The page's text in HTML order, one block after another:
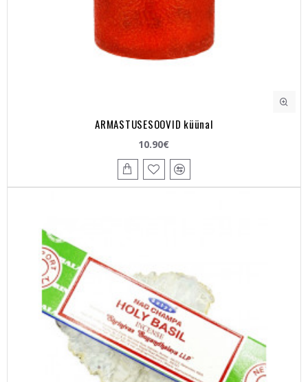
ARMASTUSESOOVID küünal
10.90€